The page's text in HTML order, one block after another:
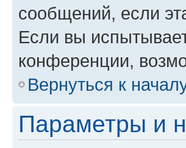
сообщений, если
Если вы
конференции,
Вернуться к
Параметры и